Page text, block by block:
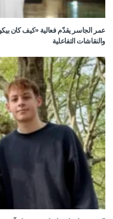
عمر الجاسر يقدّم فعالية «كيف كان
والنقاشات التفاعلية